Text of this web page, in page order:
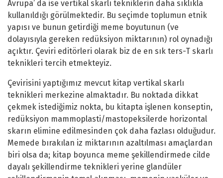
Avrupa’ da ise vertikal skarlı tekniklerin daha sıklıkla
kullanıldığı görülmektedir. Bu seçimde toplumun etnik
yapısı ve bunun getirdiği meme boyutunun (ve
dolayısıyla gereken redüksiyon miktarının) rol oynadığı
açıktır. Çeviri editörleri olarak biz de en sık ters-T skarlı
teknikleri tercih etmekteyiz.
Çevirisini yaptığımız mevcut kitap vertikal skarlı
teknikleri merkezine almaktadır. Bu noktada dikkat
çekmek istediğimiz nokta, bu kitapta işlenen konseptin,
redüksiyon mammoplasti/mastopeksilerde horizontal
skarın elimine edilmesinden çok daha fazlası olduğudur.
Memede bırakılan iz miktarının azaltılması amaçlardan
biri olsa da; kitap boyunca meme şekillendirmede cilde
dayalı şekillendirme teknikleri yerine glandüler